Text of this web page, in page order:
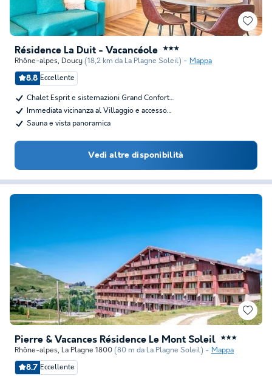
Résidence La Duit - Vacancéole ★★★
Rhône-alpes, Doucy (18,2 km da La Plagne Soleil) Mappa
8.8 Eccellente
Chalet Esprit e sistemazioni Grand Confort…
Immediata vicinanza al Villaggio e accesso…
Sauna e vista panoramica
Vedi altre disponibilità
Pierre & Vacances Résidence Le Mont Soleil ★★★
Rhône-alpes, La Plagne 1800 (80 m da La Plagne Soleil) Mappa
8.7 Eccellente